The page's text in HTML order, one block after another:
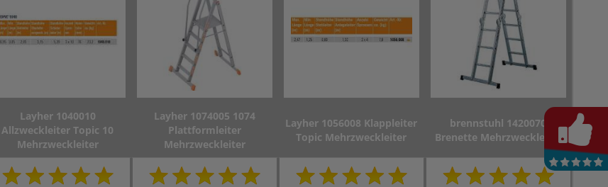
Layher 1040010
Allzweckleiter Topic 10
Mehrzweckleiter
Layher 1074005 1074
Plattformleiter
Mehrzweckleiter
Layher 1056008 Klappleiter
Topic Mehrzweckleiter
brennstuhl 1420070
Brenette Mehrzweckleiter